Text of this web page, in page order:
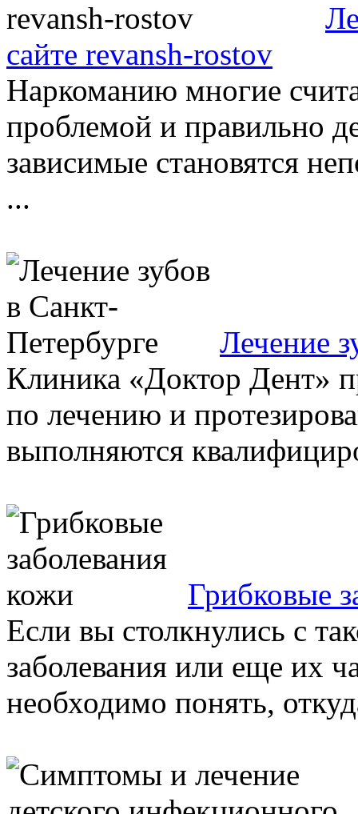
сайте revansh-rostov
Наркоманию многие
проблемой и правильно
зависимые становятся
...
Лечение
Клиника «Доктор Дент»
по лечению и
выполняются
Грибковые
Если вы столкнулись с
заболевания или еще их
необходимо понять,